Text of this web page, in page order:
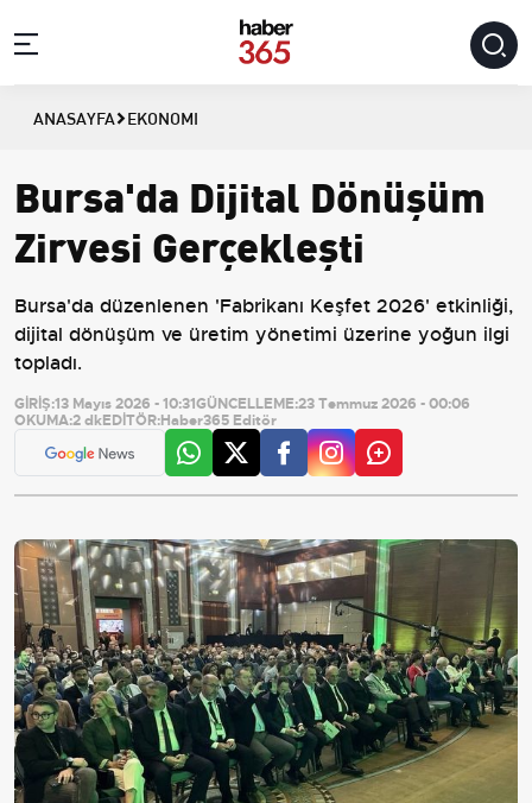
ANASAYFA EKONOMI
Bursa'da Dijital Dönüşüm
Zirvesi Gerçekleşti
Bursa'da düzenlenen 'Fabrikanı Keşfet 2026' etkinliği,
dijital dönüşüm ve üretim yönetimi üzerine yoğun ilgi
topladı.
GİRİŞ:13 Mayıs 2026 - 10:31GÜNCELLEME:23 Temmuz 2026 - 00:06
OKUMA:2 dkEDİTÖR:Haber365 Editör